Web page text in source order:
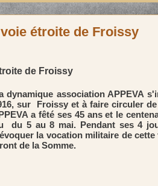
étroite de Froissy
de Froissy
dynamique association APPEVA
sur Froissy et à faire circuler
a fêté ses 45 ans et le
du 5 au 8 mai. Pendant ses 4
la vocation militaire de
de la Somme.